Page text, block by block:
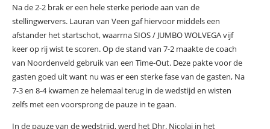
Na de 2-2 brak er een hele sterke periode aan van de
stellingwervers. Lauran van Veen gaf hiervoor middels een
afstander het startschot, waarrna SIOS / JUMBO WOLVEGA vijf
keer op rij wist te scoren. Op de stand van 7-2 maakte de coach
van Noordenveld gebruik van een Time-Out. Deze pakte voor de
gasten goed uit want nu was er een sterke fase van de gasten, Na
7-3 en 8-4 kwamen ze helemaal terug in de wedstijd en wisten
zelfs met een voorsprong de pauze in te gaan.
In de pauze van de wedstrijd, werd het Dhr. Nicolai in het